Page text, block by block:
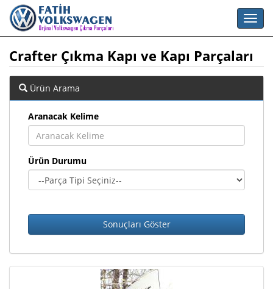
Crafter Çıkma Kapı ve Kapı Parçaları
Ürün Arama
Aranacak Kelime
Ürün Durumu